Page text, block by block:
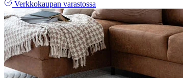
Verkkokaupan varastossa